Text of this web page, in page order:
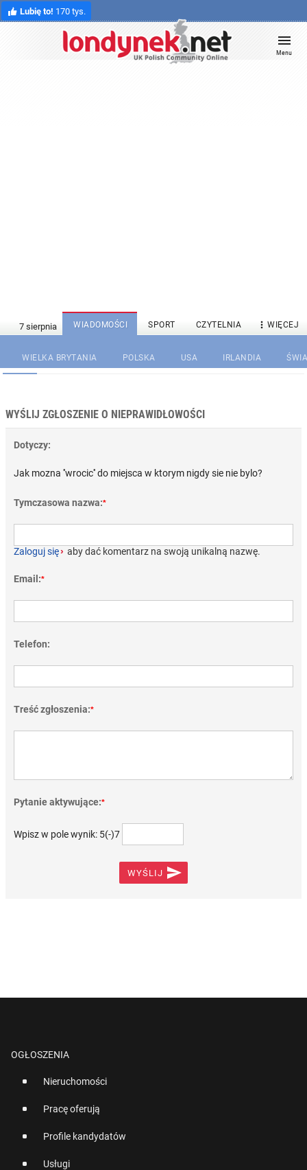
Lubię to! 170 tys.
Menu
WIADOMOŚCI SPORT CZYTELNIA  WIĘCEJ
WIELKA BRYTANIA POLSKA USA IRLANDIA
WYŚLIJ ZGŁOSZENIE O NIEPRAWIDŁOWOŚCI
Dotyczy:
Jak mozna ''wrocic'' do miejsca w ktorym nigdy sie nie bylo?
Tymczasowa nazwa:*
Zaloguj się› aby dać komentarz na swoją unikalną nazwę.
Email:*
Telefon:
Treść zgłoszenia:*
Pytanie aktywujące:*
Wpisz w pole wynik: 5(-)7
WYŚLIJ 
OGŁOSZENIA
Nieruchomości
Pracę oferują
Profile kandydatów
Usługi